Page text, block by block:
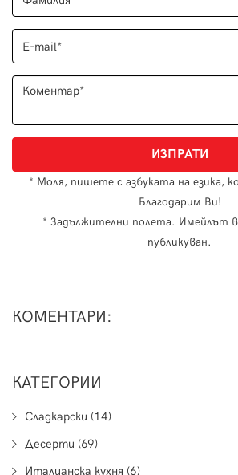
* Моля, пишете с азбуката на езика,
Благодарим Ви!
* Задължителни полета. Имейлът
публикуван.
КОМЕНТАРИ:
КАТЕГОРИИ
Сладкарски (14)
Десерти (69)
Италианска кухня (6)